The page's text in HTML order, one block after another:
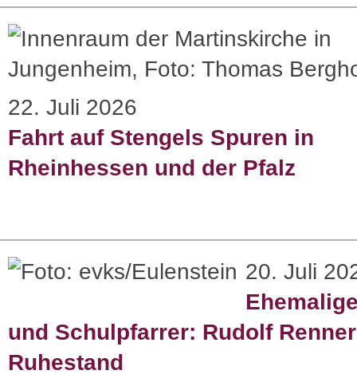
22. Juli 2026
Fahrt auf Stengels Spuren in
Rheinhessen und der Pfalz
20. Juli
und Schulpfarrer: Rudolf
Ruhestand